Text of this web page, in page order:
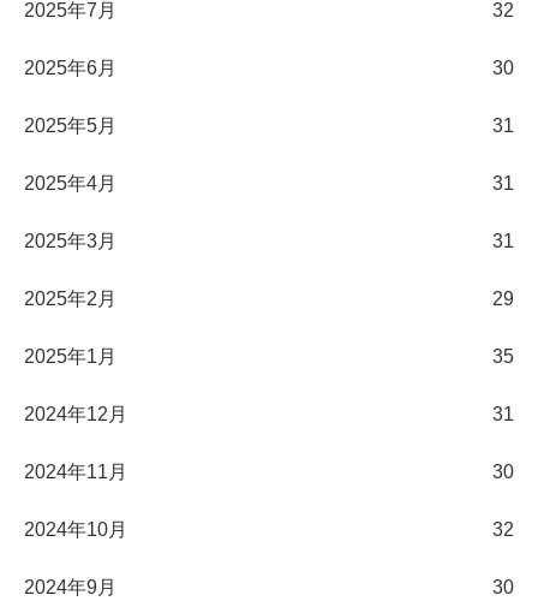
2025年7月 32
2025年6月 30
2025年5月 31
2025年4月 31
2025年3月 31
2025年2月 29
2025年1月 35
2024年12月 31
2024年11月 30
2024年10月 32
2024年9月 30